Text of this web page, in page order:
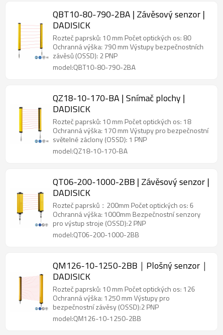
QBT10-80-790-2BA | Závěsový senzor |
DADISICK
Rozteč paprsků: 10 mm Počet optických os: 80
Ochranná výška: 790 mm Výstupy bezpečnostních
závěsů (OSSD): 2 PNP
model:QBT10-80-790-2BA
QZ18-10-170-BA | Snímač plochy |
DADISICK
Rozteč paprsků: 10 mm Počet optických os: 18
Ochranná výška: 170 mm Výstupy pro bezpečnostní
světelné záclony (OSSD): 1 PNP
model:QZ18-10-170-BA
QT06-200-1000-2BB | Závěsový senzor |
DADISICK
Rozteč paprsků：200mm Počet optických os: 6
Ochranná výška: 1000mm Bezpečnostní senzory
pro výstup stroje (OSSD):2 PNP
model:QT06-200-1000-2BB
QM126-10-1250-2BB｜Plošný senzor｜
DADISICK
Rozteč paprsků: 10 mm Počet optických os: 126
Ochranná výška: 1250 mm Výstupy pro
bezpečnostní závěsy (OSSD):2 PNP
model:QM126-10-1250-2BB